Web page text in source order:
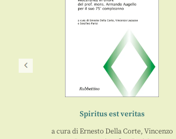
Spiritus est veritas
a cura diErnesto Della Corte, Vincenzo